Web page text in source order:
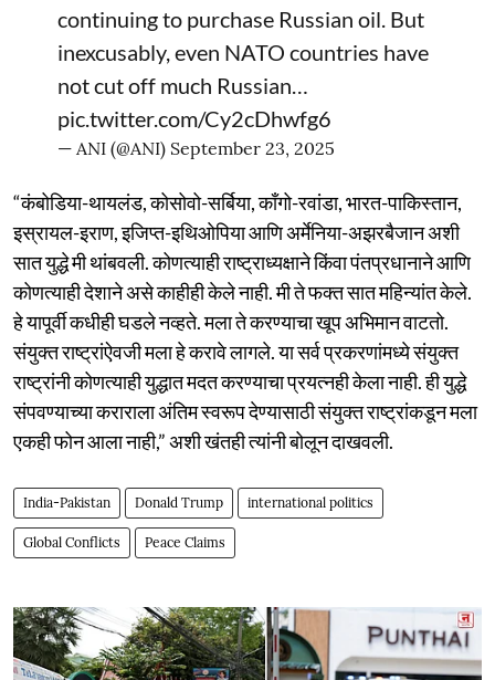
continuing to purchase Russian oil. But
inexcusably, even NATO countries have
not cut off much Russian…
pic.twitter.com/Cy2cDhwfg6
— ANI (@ANI) September 23, 2025
“कंबोडिया-थायलंड, कोसोवो-सर्बिया, काँगो-रवांडा, भारत-पाकिस्तान,
इस्रायल-इराण, इजिप्त-इथिओपिया आणि अर्मेनिया-अझरबैजान अशी
सात युद्धे मी थांबवली. कोणत्याही राष्ट्राध्यक्षाने किंवा पंतप्रधानाने आणि
कोणत्याही देशाने असे काहीही केले नाही. मी ते फक्त सात महिन्यांत केले.
हे यापूर्वी कधीही घडले नव्हते. मला ते करण्याचा खूप अभिमान वाटतो.
संयुक्त राष्ट्रांऐवजी मला हे करावे लागले. या सर्व प्रकरणांमध्ये संयुक्त
राष्ट्रांनी कोणत्याही युद्धात मदत करण्याचा प्रयत्नही केला नाही. ही युद्धे
संपवण्याच्या कराराला अंतिम स्वरूप देण्यासाठी संयुक्त राष्ट्रांकडून मला
एकही फोन आला नाही,” अशी खंतही त्यांनी बोलून दाखवली.
India-Pakistan Donald Trump international politics
Global Conflicts Peace Claims